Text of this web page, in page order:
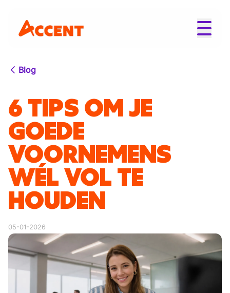
Blog
6 TIPS OM JE
GOEDE
VOORNEMENS
WÉL VOL TE
HOUDEN
05-01-2026